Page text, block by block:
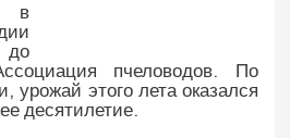
в
пчеловодов. По
урожай этого лета оказался
десятилетие.